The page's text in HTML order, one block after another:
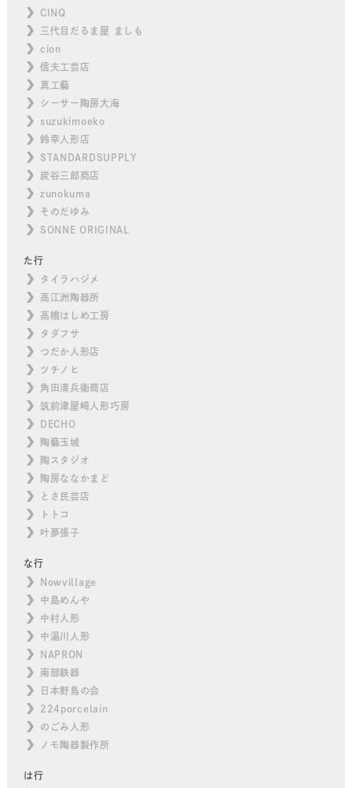
CINQ
三代目だるま屋 ましも
cion
信夫工芸店
真工藝
シーサー陶房大海
suzukimoeko
鈴幸人形店
STANDARDSUPPLY
炭谷三郎商店
zunokuma
そのだゆみ
SONNE ORIGINAL
た行
タイラハジメ
高江洲陶器所
高橋はしめ工房
タダフサ
つだか人形店
ツチノヒ
角田清兵衛商店
筑前津屋崎人形巧房
DECHO
陶藝玉城
陶スタジオ
陶房ななかまど
とさ民芸店
トトコ
叶夢張子
な行
Nowvillage
中島めんや
中村人形
中湯川人形
NAPRON
南部鉄器
日本野鳥の会
224porcelain
のごみ人形
ノモ陶器製作所
は行